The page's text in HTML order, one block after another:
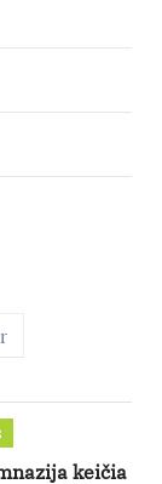
keičia